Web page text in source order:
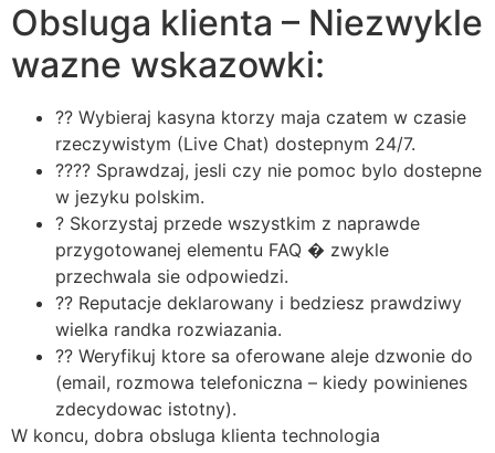
Obsluga klienta – Niezwykle
wazne wskazowki:
?? Wybieraj kasyna ktorzy maja czatem w czasie
rzeczywistym (Live Chat) dostepnym 24/7.
???? Sprawdzaj, jesli czy nie pomoc bylo dostepne
w jezyku polskim.
? Skorzystaj przede wszystkim z naprawde
przygotowanej elementu FAQ � zwykle
przechwala sie odpowiedzi.
?? Reputacje deklarowany i bedziesz prawdziwy
wielka randka rozwiazania.
?? Weryfikuj ktore sa oferowane aleje dzwonie do
(email, rozmowa telefoniczna – kiedy powinienes
zdecydowac istotny).
W koncu, dobra obsluga klienta technologia